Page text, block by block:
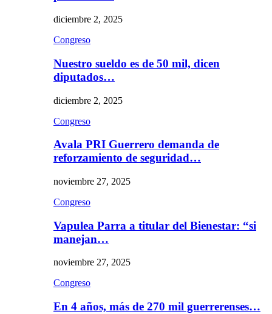
diciembre 2, 2025
Congreso
Nuestro sueldo es de 50 mil, dicen
diputados…
diciembre 2, 2025
Congreso
Avala PRI Guerrero demanda de
reforzamiento de seguridad…
noviembre 27, 2025
Congreso
Vapulea Parra a titular del Bienestar: “si
manejan…
noviembre 27, 2025
Congreso
En 4 años, más de 270 mil guerrerenses…